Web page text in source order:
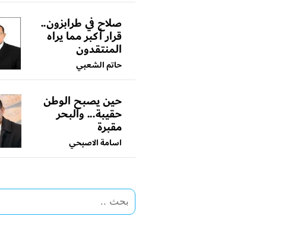
صلاح في طرابزون..
قرار أكبر مما يراه
المنتقدون
حاتم الشعبي
حين يصبح الوطن
حقيبة... والبحر
مقبرة
اسامة الاصبحي